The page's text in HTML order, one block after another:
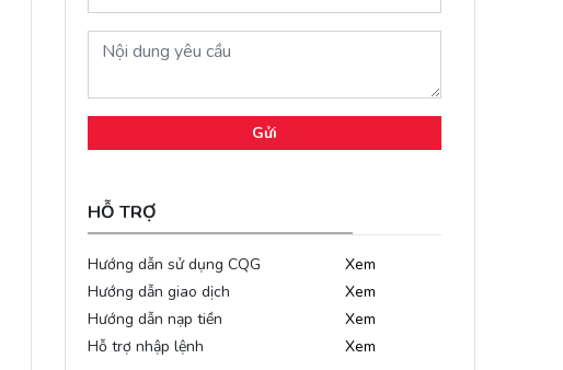
Gửi
HỖ TRỢ
Hướng dẫn sử dụng CQG
Xem
Hướng dẫn giao dịch
Xem
Hướng dẫn nạp tiền
Xem
Hỗ trợ nhập lệnh
Xem